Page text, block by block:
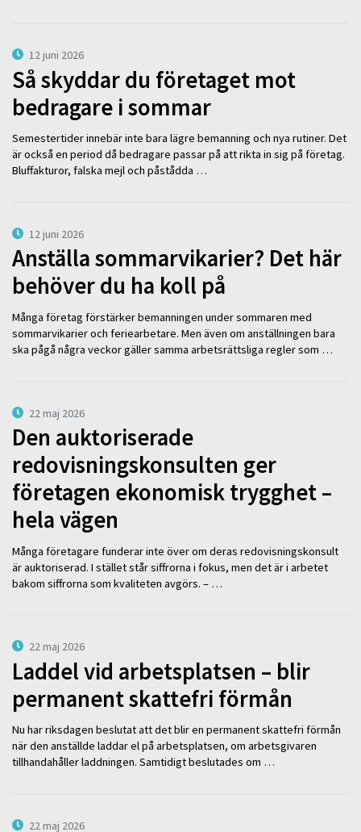
12 juni 2026
Så skyddar du företaget mot
bedragare i sommar
Semestertider innebär inte bara lägre bemanning och nya rutiner. Det
är också en period då bedragare passar på att rikta in sig på företag.
Bluffakturor, falska mejl och påstådda …
12 juni 2026
Anställa sommarvikarier? Det här
behöver du ha koll på
Många företag förstärker bemanningen under sommaren med
sommarvikarier och feriearbetare. Men även om anställningen bara
ska pågå några veckor gäller samma arbetsrättsliga regler som …
22 maj 2026
Den auktoriserade
redovisningskonsulten ger
företagen ekonomisk trygghet –
hela vägen
Många företagare funderar inte över om deras redovisningskonsult
är auktoriserad. I stället står siffrorna i fokus, men det är i arbetet
bakom siffrorna som kvaliteten avgörs. – …
22 maj 2026
Laddel vid arbetsplatsen – blir
permanent skattefri förmån
Nu har riksdagen beslutat att det blir en permanent skattefri förmån
när den anställde laddar el på arbetsplatsen, om arbetsgivaren
tillhandahåller laddningen. Samtidigt beslutades om …
22 maj 2026